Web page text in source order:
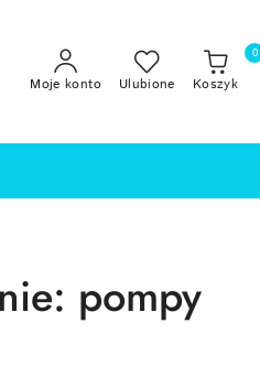
Moje konto Ulubione Koszyk
0
pompy